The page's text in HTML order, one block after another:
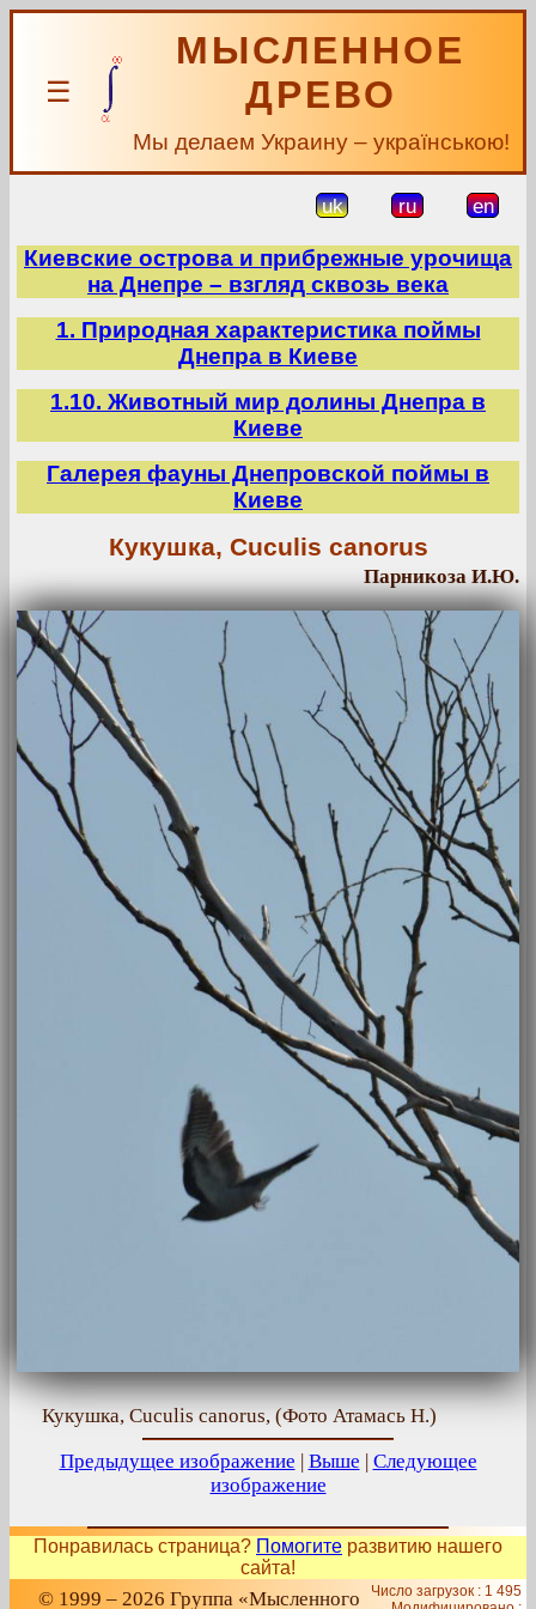
☰
МЫСЛЕННОЕ
ДРЕВО
Мы делаем Украину – українською!
uk ru en
Киевские острова и прибрежные урочища
на Днепре – взгляд сквозь века
1. Природная характеристика поймы
Днепра в Киеве
1.10. Животный мир долины Днепра в
Киеве
Галерея фауны Днепровской поймы в
Киеве
Кукушка, Cuculis canorus
Парникоза И.Ю.
Кукушка, Cuculis canorus, (Фото Атамась Н.)
Предыдущее изображение
Выше
Следующее
изображение
Понравилась страница? Помогите развитию нашего
сайта!
© 1999 – 2026 Группа «Мысленного
Число загрузок : 1 495